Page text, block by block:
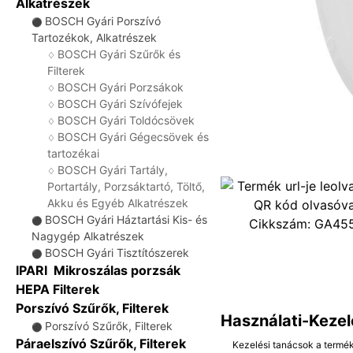
Alkatrészek
⚫ BOSCH Gyári Porszívó
Tartozékok, Alkatrészek
♢ BOSCH Gyári Szűrők és
Filterek
♢ BOSCH Gyári Porzsákok
♢ BOSCH Gyári Szívófejek
♢ BOSCH Gyári Toldócsövek
♢ BOSCH Gyári Gégecsövek és
tartozékai
♢ BOSCH Gyári Tartály,
Portartály, Porzsáktartó, Töltő,
Akku és Egyéb Alkatrészek
⚫ BOSCH Gyári Háztartási Kis- és
Nagygép Alkatrészek
⚫ BOSCH Gyári Tisztítószerek
IPARI Mikroszálas porzsák
HEPA Filterek
Porszívó Szűrők, Filterek
⚫ Porszívó Szűrők, Filterek
Páraelszívó Szűrők, Filterek
Cikkszám:
Használati-
Kezelési tanácsok a